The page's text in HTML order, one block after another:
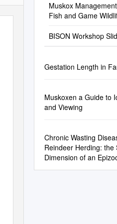
Muskox
Fish and Game
BISON Workshop
Gestation Length in
Muskoxen a Guide to
and Viewing
Chronic Wasting
Reindeer Herding: the
Dimension of an
Context